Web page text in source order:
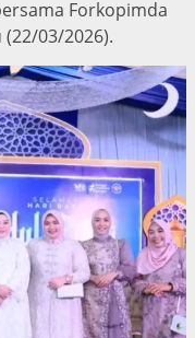
Forkopimda
03/2026).